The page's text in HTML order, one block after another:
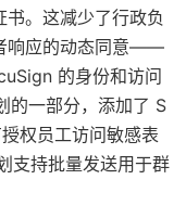
。这减少了行政负
响应的动态同意——
的身份和访问
的一部分，添加了 S
权员工访问敏感表
支持批量发送用于群